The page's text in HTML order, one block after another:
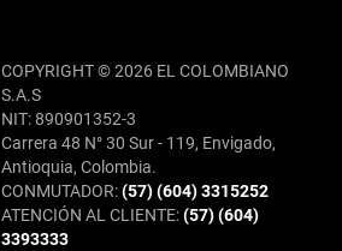
COPYRIGHT © 2026 EL COLOMBIANO
S.A.S
NIT: 890901352-3
Carrera 48 N° 30 Sur - 119, Envigado,
Antioquia, Colombia.
CONMUTADOR:(57) (604) 3315252
ATENCIÓN AL CLIENTE:(57) (604)
3393333